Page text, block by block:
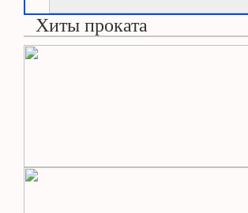
Хиты проката